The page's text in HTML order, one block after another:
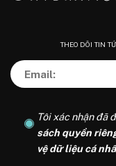
THEO DÕI TIN
Tôi xác nhận đã
sách quyền
vệ dữ liệu cá